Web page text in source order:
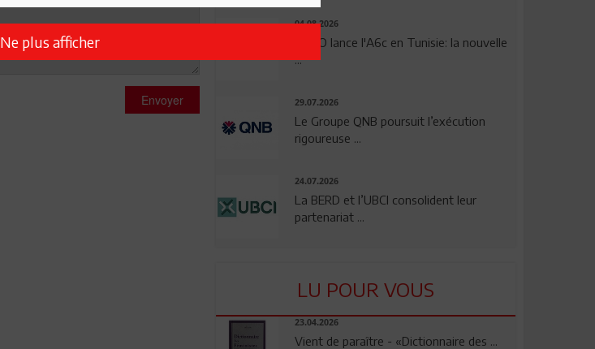
Envoyer
04.08.2026
OPPO lance l'A6c en Tunisie: la nouvelle
...
29.07.2026
Le Groupe QNB poursuit l’exécution
rigoureuse ...
24.07.2026
La BERD et l’UBCI consolident leur
partenariat ...
LU POUR VOUS
23.04.2026
Vient de paraître - «Dictionnaire des ...
Ne plus afficher